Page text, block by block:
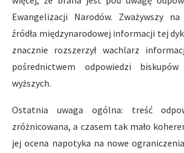
Ewangelizacji Narodów. Zważywszy
źródła międzynarodowej informacji tej
znacznie rozszerzył wachlarz
pośrednictwem odpowiedzi
wyższych.
Ostatnia uwaga ogólna: treść
zróżnicowana, a czasem tak mało
jej ocena napotyka na nowe